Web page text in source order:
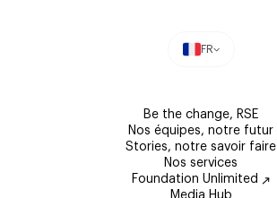
FR
Be the change, RSE
Nos équipes, notre futur
Stories, notre savoir faire
Nos services
Foundation Unlimited